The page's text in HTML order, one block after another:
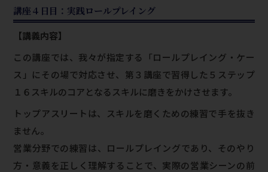
講座４日目：実践ロールプレイング
【講義内容】
この講座では、我々が指定する「ロールプレイング・ケー
ス」にその場で対応させ、第３講座で習得した５ステップ
１６スキルのコアとなるスキルに磨きをかけさせます。
トップアスリートは、スキルを磨くための練習で手を抜き
ません。
営業分野での練習は、ロールプレイングであり、そのやり
方・意義を正しく理解することで、実際の営業シーンの前